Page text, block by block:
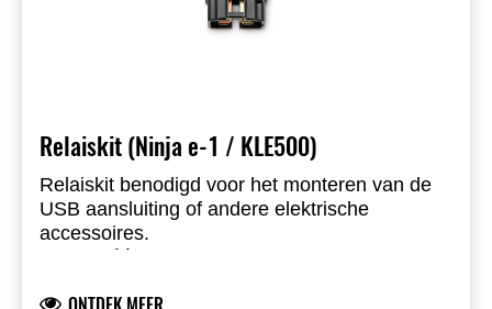
Relaiskit (Ninja e-1 / KLE500)
Relaiskit benodigd voor het monteren van de
USB aansluiting of andere elektrische
accessoires.
Slechts één Relaiskit nodig per motorfiets.